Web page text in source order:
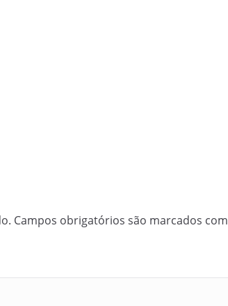
Campos obrigatórios são marcados com